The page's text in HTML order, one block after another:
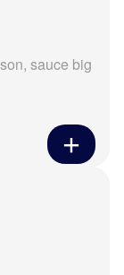
sauce big